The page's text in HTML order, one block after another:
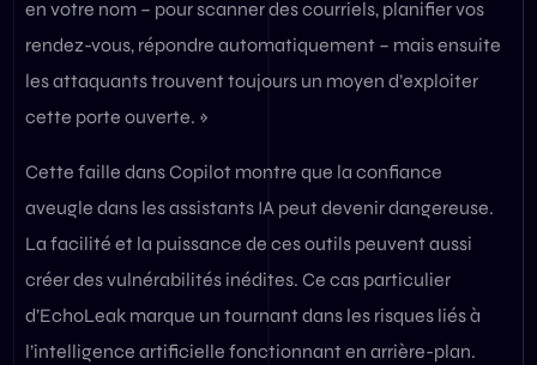
en votre nom – pour scanner des courriels, planifier vos
rendez-vous, répondre automatiquement – mais ensuite
les attaquants trouvent toujours un moyen d’exploiter
cette porte ouverte. »
Cette faille dans Copilot montre que la confiance
aveugle dans les assistants IA peut devenir dangereuse.
La facilité et la puissance de ces outils peuvent aussi
créer des vulnérabilités inédites. Ce cas particulier
d’EchoLeak marque un tournant dans les risques liés à
l’intelligence artificielle fonctionnant en arrière-plan.